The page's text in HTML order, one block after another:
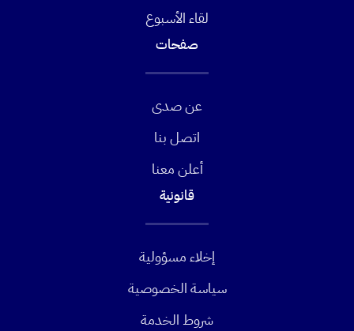
لقاء الأسبوع
صفحات
عن صدى
اتصل بنا
أعلن معنا
قانونية
إخلاء مسؤولية
سياسة الخصوصية
شروط الخدمة